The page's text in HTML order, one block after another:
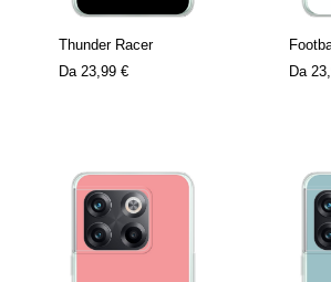
Thunder Racer
Da 23,99 €
Da